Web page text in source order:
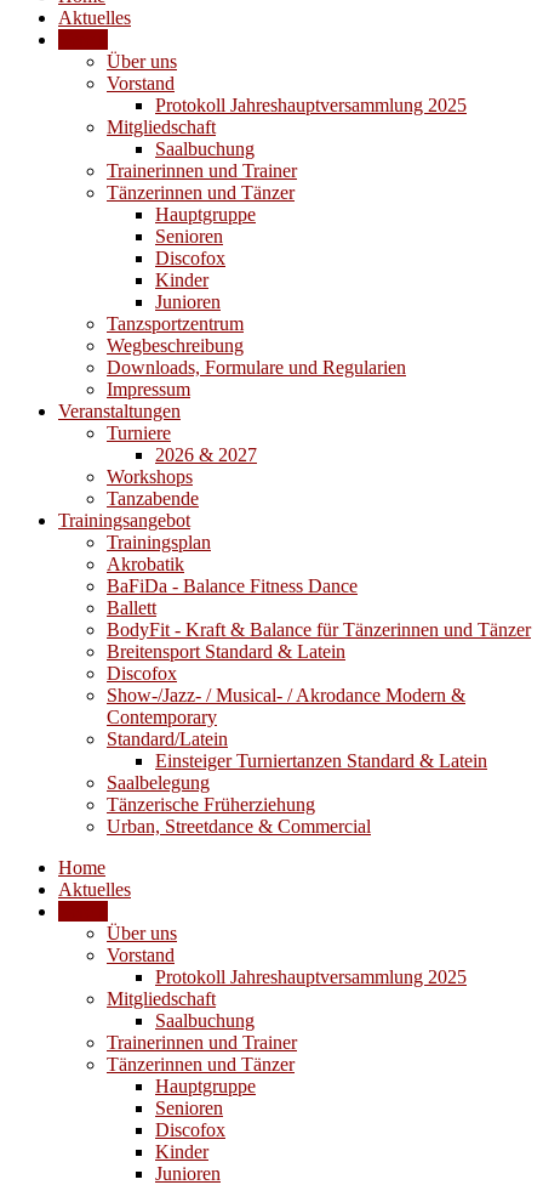
Aktuelles
Über uns
Vorstand
Protokoll Jahreshauptversammlung 2025
Mitgliedschaft
Saalbuchung
Trainerinnen und Trainer
Tänzerinnen und Tänzer
Hauptgruppe
Senioren
Discofox
Kinder
Junioren
Tanzsportzentrum
Wegbeschreibung
Downloads, Formulare und Regularien
Impressum
Veranstaltungen
Turniere
2026 & 2027
Workshops
Tanzabende
Trainingsangebot
Trainingsplan
Akrobatik
BaFiDa - Balance Fitness Dance
Ballett
BodyFit - Kraft & Balance für Tänzerinnen und Tänzer
Breitensport Standard & Latein
Discofox
Show-/Jazz- / Musical- / Akrodance Modern &
Contemporary
Standard/Latein
Einsteiger Turniertanzen Standard & Latein
Saalbelegung
Tänzerische Früherziehung
Urban, Streetdance & Commercial
Home
Aktuelles
Über uns
Vorstand
Protokoll Jahreshauptversammlung 2025
Mitgliedschaft
Saalbuchung
Trainerinnen und Trainer
Tänzerinnen und Tänzer
Hauptgruppe
Senioren
Discofox
Kinder
Junioren